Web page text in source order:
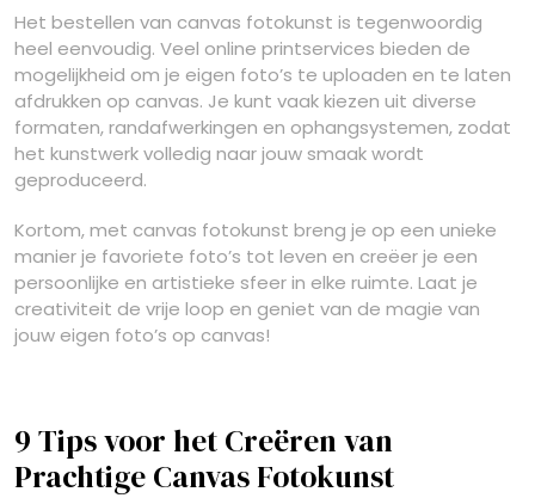
Het bestellen van canvas fotokunst is tegenwoordig
heel eenvoudig. Veel online printservices bieden de
mogelijkheid om je eigen foto’s te uploaden en te laten
afdrukken op canvas. Je kunt vaak kiezen uit diverse
formaten, randafwerkingen en ophangsystemen, zodat
het kunstwerk volledig naar jouw smaak wordt
geproduceerd.
Kortom, met canvas fotokunst breng je op een unieke
manier je favoriete foto’s tot leven en creëer je een
persoonlijke en artistieke sfeer in elke ruimte. Laat je
creativiteit de vrije loop en geniet van de magie van
jouw eigen foto’s op canvas!
9 Tips voor het Creëren van
Prachtige Canvas Fotokunst